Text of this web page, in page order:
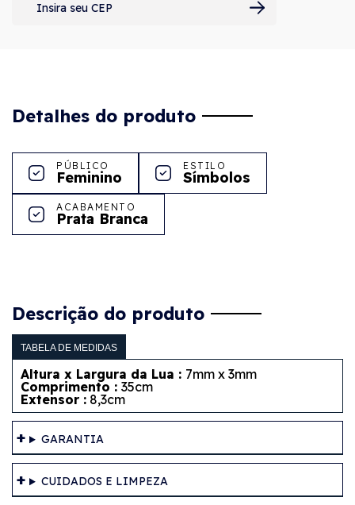
Detalhes do produto
PÚBLICO
Feminino
ESTILO
Símbolos
ACABAMENTO
Prata Branca
Descrição do produto
TABELA DE MEDIDAS
Altura x Largura da Lua : 7mm x 3mm
Comprimento : 35cm
Extensor : 8,3cm
GARANTIA
CUIDADOS E LIMPEZA